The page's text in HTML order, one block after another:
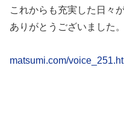
これからも充実した日々
ありがとうございました。
matsumi.com/